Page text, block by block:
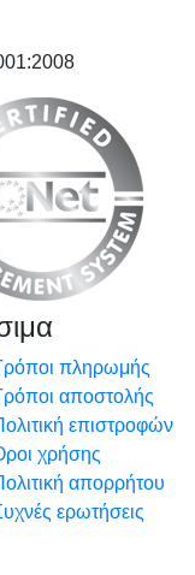
πληρωμής
αποστολής
επιστροφών
χρήσης
απορρήτου
ερωτήσεις